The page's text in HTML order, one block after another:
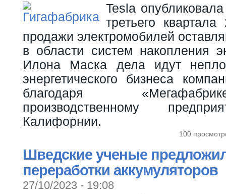
Tesla
третьего
продажи электромобилей
в области систем накопления
Илона Маска дела идут
энергетического бизнеса
благодаря
производственному
Калифорнии.
100
Шведские ученые
переработки аккумуляторов
27/10/2023 - 19:08